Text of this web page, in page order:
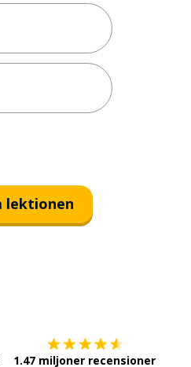
lektionen
1.47 miljoner recensioner